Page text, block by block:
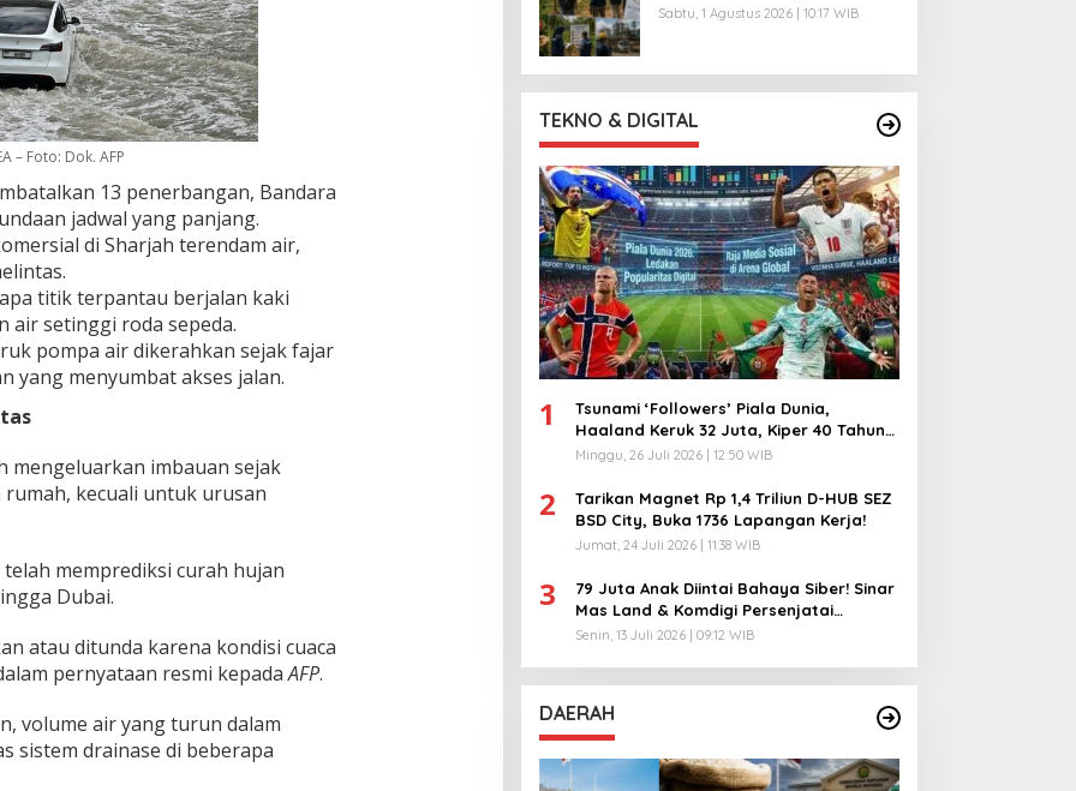
– Foto: Dok. AFP
13 penerbangan, Bandara
jadwal yang panjang.
di Sharjah terendam air,
titik terpantau berjalan kaki
air setinggi roda sepeda.
pompa air dikerahkan sejak fajar
yang menyumbat akses jalan.
mengeluarkan imbauan sejak
rumah, kecuali untuk urusan
memprediksi curah hujan
Dubai.
atau ditunda karena kondisi cuaca
pernyataan resmi kepadaAFP.
volume air yang turun dalam
sistem drainase di beberapa
Sabtu, 1 Agustus 2026 | 10:17 WIB
TEKNO & DIGITAL
1
Tsunami ‘Followers’ Piala Dunia,
Haaland Keruk 32 Juta, Kiper 40 Tahun
Bikin Geger!
Minggu, 26 Juli 2026 | 12:50 WIB
2
Tarikan Magnet Rp 1,4 Triliun D-HUB SEZ
BSD City, Buka 1736 Lapangan Kerja!
Jumat, 24 Juli 2026 | 11:38 WIB
3
79 Juta Anak Diintai Bahaya Siber! Sinar
Mas Land & Komdigi Persenjatai
Ratusan Guru!
Senin, 13 Juli 2026 | 09:12 WIB
DAERAH